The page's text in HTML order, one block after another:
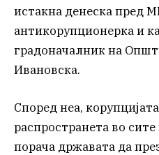
истакна денеска пред
антикорупционерка и
градоначалник на
Ивановска.
Според неа, корупцијата
распространета во
порача државата да